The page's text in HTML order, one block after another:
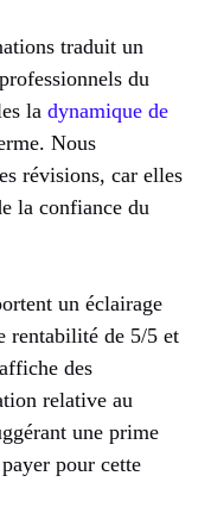
traduit un
du
la dynamique de
Nous
révisions, car elles
la confiance du
un éclairage
rentabilité de 5/5 et
des
relative au
une prime
pour cette